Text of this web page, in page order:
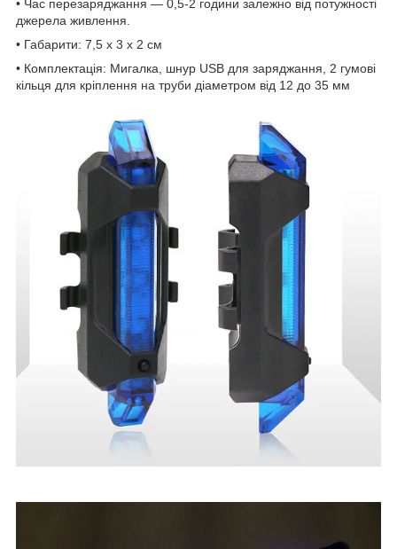
• Час перезаряджання — 0,5-2 години залежно від потужності
джерела живлення.
• Габарити: 7,5 х 3 х 2 см
• Комплектація: Мигалка, шнур USB для заряджання, 2 гумові
кільця для кріплення на труби діаметром від 12 до 35 мм